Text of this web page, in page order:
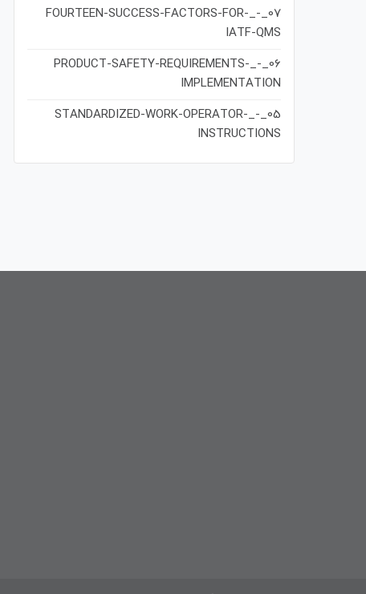
07_-_FOURTEEN-SUCCESS-FACTORS-FOR-
IATF-QMS
06_-_PRODUCT-SAFETY-REQUIREMENTS-
IMPLEMENTATION
05_-_STANDARDIZED-WORK-OPERATOR-
INSTRUCTIONS